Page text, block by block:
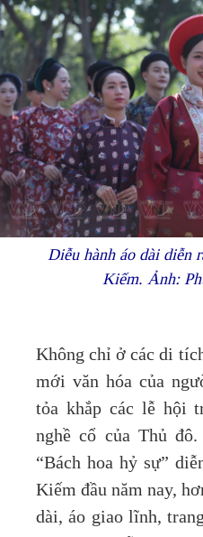
Diễu hành áo dài diễn
Kiếm. Ảnh:
Không chỉ ở các di
mới văn hóa của
tỏa khắp các lễ hội
nghề cổ của Thủ
“Bách hoa hỷ sự”
Kiếm đầu năm nay,
dài, áo giao lĩnh,